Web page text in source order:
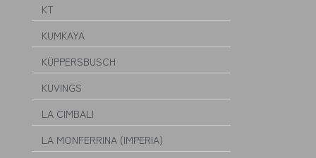
KT
KUMKAYA
KÜPPERSBUSCH
KUVINGS
LA CIMBALI
LA MONFERRINA (IMPERIA)